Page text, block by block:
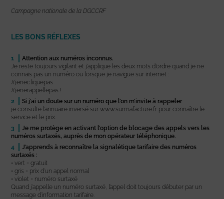
Campagne nationale de la DGCCRF
LES BONS RÉFLEXES
Attention aux numéros inconnus.
Je reste toujours vigilant et j’applique les deux mots d’ordre quand je ne
connais pas un numéro ou lorsque je navigue sur internet :
#jenecliquepas
#jenerappellepas !
Si j’ai un doute sur un numéro que l’on m’invite à rappeler:
je consulte l’annuaire inversé sur www.surmafacture.fr pour connaître le
service et le prix.
Je me protège en activant l’option de blocage des appels vers les
numéros surtaxés, auprès de mon opérateur téléphonique.
J’apprends à reconnaître la signalétique tarifaire des numéros
surtaxés :
• vert = gratuit
• gris = prix d’un appel normal
• violet = numéro surtaxé
Quand j’appelle un numéro surtaxé, l’appel doit toujours débuter par un
message d’information tarifaire.